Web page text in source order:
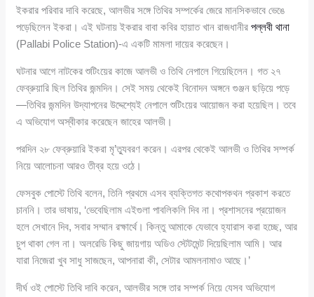
ইকরার পরিবার দাবি করেছে, আলভীর সঙ্গে তিথির সম্পর্কের জেরে মানসিকভাবে ভেঙে
পড়েছিলেন ইকরা। এই ঘটনায় ইকরার বাবা কবির হায়াত খান রাজধানীরপল্লবী থানা
(Pallabi Police Station)-এ একটি মামলা দায়ের করেছেন।
ঘটনার আগে নাটকের শুটিংয়ের কাজে আলভী ও তিথি নেপালে গিয়েছিলেন। গত ২৭
ফেব্রুয়ারি ছিল তিথির জন্মদিন। সেই সময় থেকেই বিনোদন অঙ্গনে গুঞ্জন ছড়িয়ে পড়ে
—তিথির জন্মদিন উদ্‌যাপনের উদ্দেশ্যেই নেপালে শুটিংয়ের আয়োজন করা হয়েছিল। তবে
এ অভিযোগ অস্বীকার করেছেন জাহের আলভী।
পরদিন ২৮ ফেব্রুয়ারি ইকরা মৃ’ত্যুবরণ করেন। এরপর থেকেই আলভী ও তিথির সম্পর্ক
নিয়ে আলোচনা আরও তীব্র হয়ে ওঠে।
ফেসবুক পোস্টে তিথি বলেন, তিনি প্রথমে এসব ব্যক্তিগত কথোপকথন প্রকাশ করতে
চাননি। তার ভাষায়, ‘ভেবেছিলাম এইগুলা পাবলিকলি দিব না। প্রশাসনের প্রয়োজন
হলে সেখানে দিব, সবার সম্মান রক্ষার্থে। কিন্তু আমাকে যেভাবে হ্যারাস করা হচ্ছে, আর
চুপ থাকা গেল না। অলরেডি কিছু জায়গায় অডিও স্টেটমেন্ট দিয়েছিলাম আমি। আর
যারা নিজেরা খুব সাধু সাজছেন, আপনারা কী, সেটার আমলনামাও আছে।’
দীর্ঘ ওই পোস্টে তিথি দাবি করেন, আলভীর সঙ্গে তার সম্পর্ক নিয়ে যেসব অভিযোগ